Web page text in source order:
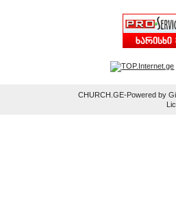
CHURCH.GE-Powered by